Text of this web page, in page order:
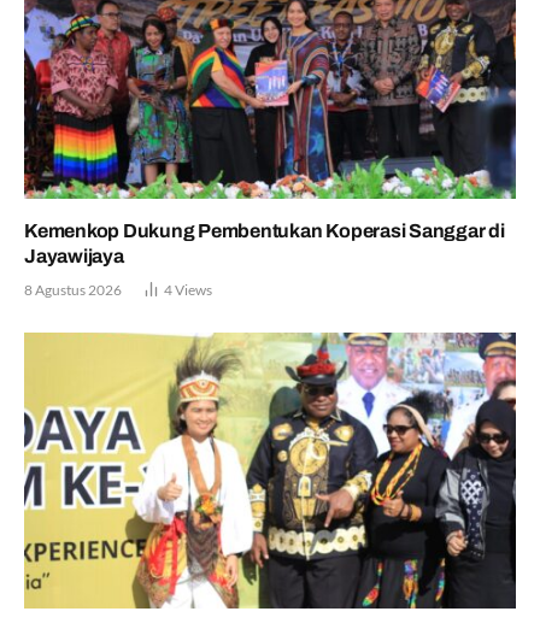
Kemenkop Dukung Pembentukan Koperasi Sanggar di
Jayawijaya
8 Agustus 2026 4Views